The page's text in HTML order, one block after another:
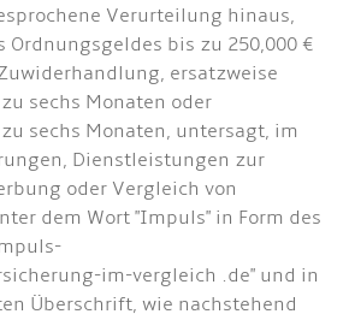
Verurteilung hinaus,
Ordnungsgeldes bis zu 250,000 €
ersatzweise
sechs Monaten oder
sechs Monaten, untersagt, im
Dienstleistungen zur
oder Vergleich von
dem Wort "Impuls" in Form des
im-vergleich .de" und in
Überschrift, wie nachstehend